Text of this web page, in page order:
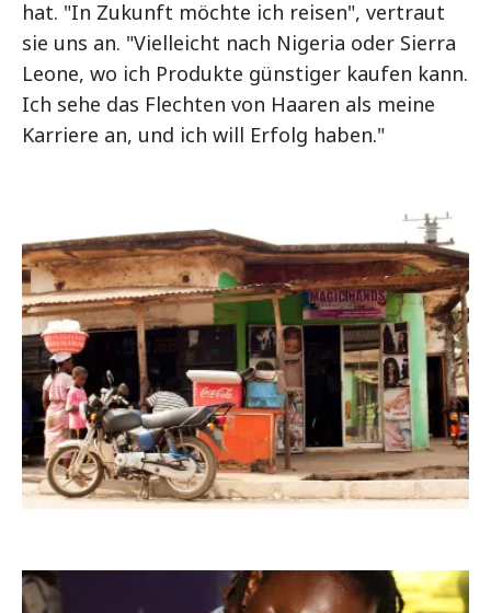
hat. "In Zukunft möchte ich reisen", vertraut
sie uns an. "Vielleicht nach Nigeria oder Sierra
Leone, wo ich Produkte günstiger kaufen kann.
Ich sehe das Flechten von Haaren als meine
Karriere an, und ich will Erfolg haben."